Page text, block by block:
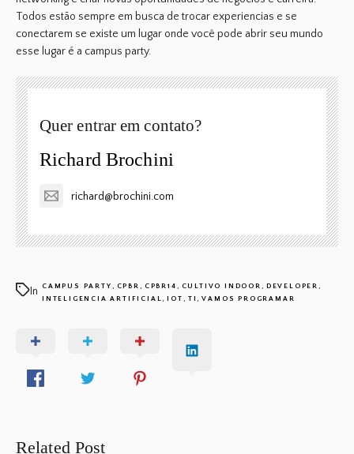
Todos estão sempre em busca de trocar experiencias e se
conectarem se existe um lugar onde você pode abrir seu mundo
esse lugar é a campus party.
Quer entrar em contato?
Richard Brochini
richard@brochini.com
In CAMPUS PARTY , CPBR , CPBR14 , CULTIVO INDOOR , DEVELOPER ,
INTELIGENCIA ARTIFICIAL ,IOT , TI ,VAMOS PROGRAMAR
Related Post